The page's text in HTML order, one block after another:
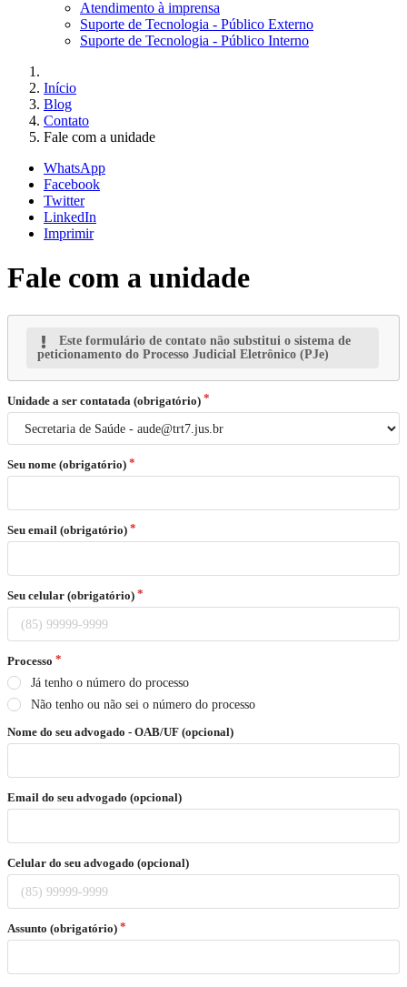
Atendimento à imprensa
Suporte de Tecnologia - Público Externo
Suporte de Tecnologia - Público Interno
Início
Blog
Contato
Fale com a unidade
WhatsApp
Facebook
Twitter
LinkedIn
Imprimir
Fale com a unidade
Este formulário de contato não substitui o sistema de
peticionamento do Processo Judicial Eletrônico (PJe)
Unidade a ser contatada (obrigatório)
Seu nome (obrigatório)
Seu email (obrigatório)
Seu celular (obrigatório)
Processo
Já tenho o número do processo
Não tenho ou não sei o número do processo
Nome do seu advogado - OAB/UF (opcional)
Email do seu advogado (opcional)
Celular do seu advogado (opcional)
Assunto (obrigatório)